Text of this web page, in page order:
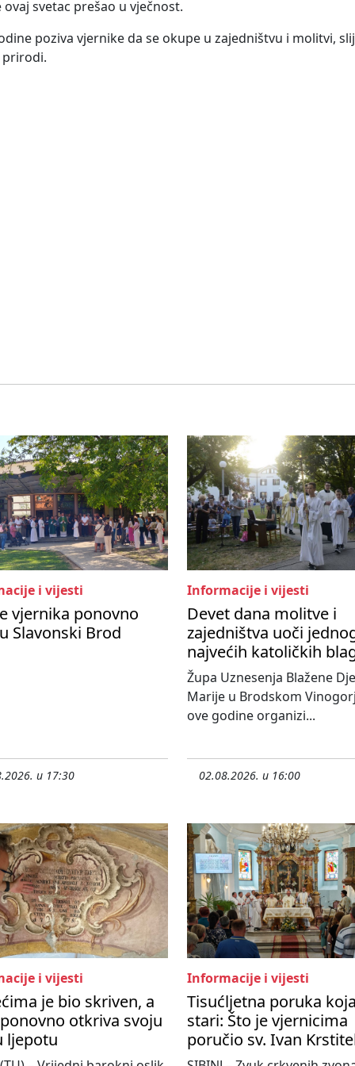
svetac prešao u vječnost.
poziva vjernike da se okupe u zajedništvu i molitvi,
prirodi.
i vijesti
vjernika ponovno
Slavonski Brod
u 17:30
Informacije i vijesti
Devet dana molitve i
zajedništva uoči
najvećih katoličkih
Župa Uznesenja Blažene
Marije u Brodskom
ove godine organizi...
02.08.2026. u 16:00
i vijesti
je bio skriven, a
otkriva svoju
ljepotu
Informacije i vijesti
Tisućljetna poruka
stari: Što je vjernicima
poručio sv. Ivan